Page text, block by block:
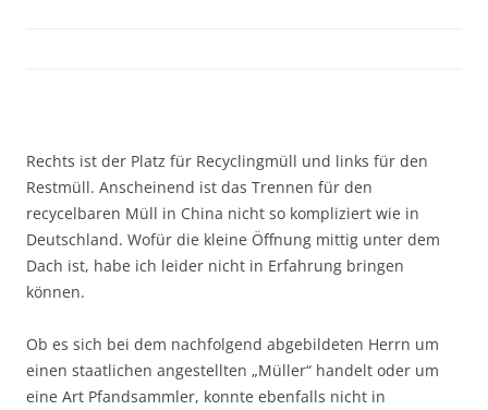
Rechts ist der Platz für Recyclingmüll und links für den
Restmüll. Anscheinend ist das Trennen für den
recycelbaren Müll in China nicht so kompliziert wie in
Deutschland. Wofür die kleine Öffnung mittig unter dem
Dach ist, habe ich leider nicht in Erfahrung bringen
können.
Ob es sich bei dem nachfolgend abgebildeten Herrn um
einen staatlichen angestellten „Müller“ handelt oder um
eine Art Pfandsammler, konnte ebenfalls nicht in